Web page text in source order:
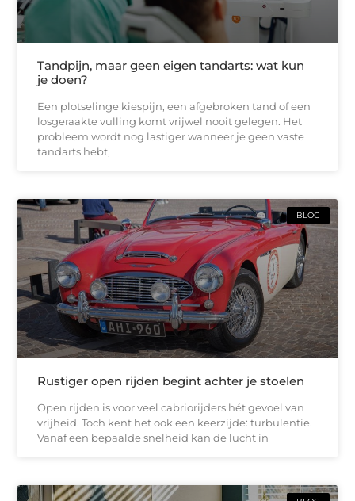
Tandpijn, maar geen eigen tandarts: wat kun
je doen?
Een plotselinge kiespijn, een afgebroken tand of een
losgeraakte vulling komt vrijwel nooit gelegen. Het
probleem wordt nog lastiger wanneer je geen vaste
tandarts hebt,
BLOG
Rustiger open rijden begint achter je stoelen
Open rijden is voor veel cabriorijders hét gevoel van
vrijheid. Toch kent het ook een keerzijde: turbulentie.
Vanaf een bepaalde snelheid kan de lucht in